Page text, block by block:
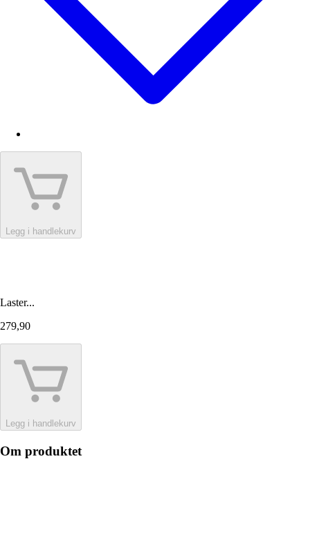
Legg i handlekurv
Laster...
279,90
Legg i handlekurv
Om produktet